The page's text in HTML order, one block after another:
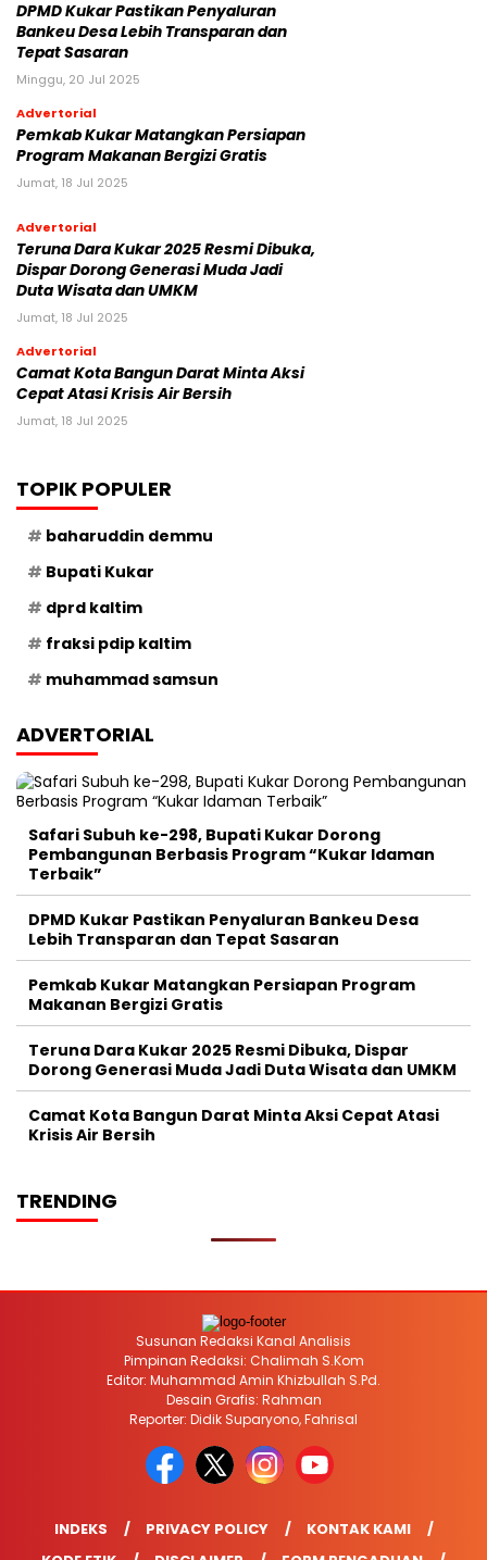
DPMD Kukar Pastikan Penyaluran
Bankeu Desa Lebih Transparan dan
Tepat Sasaran
Minggu, 20 Jul 2025
Advertorial
Pemkab Kukar Matangkan Persiapan
Program Makanan Bergizi Gratis
Jumat, 18 Jul 2025
Advertorial
Teruna Dara Kukar 2025 Resmi Dibuka,
Dispar Dorong Generasi Muda Jadi
Duta Wisata dan UMKM
Jumat, 18 Jul 2025
Advertorial
Camat Kota Bangun Darat Minta Aksi
Cepat Atasi Krisis Air Bersih
Jumat, 18 Jul 2025
TOPIK POPULER
baharuddin demmu
Bupati Kukar
dprd kaltim
fraksi pdip kaltim
muhammad samsun
ADVERTORIAL
Safari Subuh ke-298, Bupati Kukar Dorong
Pembangunan Berbasis Program “Kukar Idaman
Terbaik”
DPMD Kukar Pastikan Penyaluran Bankeu Desa
Lebih Transparan dan Tepat Sasaran
Pemkab Kukar Matangkan Persiapan Program
Makanan Bergizi Gratis
Teruna Dara Kukar 2025 Resmi Dibuka, Dispar
Dorong Generasi Muda Jadi Duta Wisata dan UMKM
Camat Kota Bangun Darat Minta Aksi Cepat Atasi
Krisis Air Bersih
TRENDING
Susunan Redaksi Kanal Analisis
Pimpinan Redaksi: Chalimah S.Kom
Editor: Muhammad Amin Khizbullah S.Pd.
Desain Grafis: Rahman
Reporter: Didik Suparyono, Fahrisal
INDEKS PRIVACY POLICY
KONTAK KAMI